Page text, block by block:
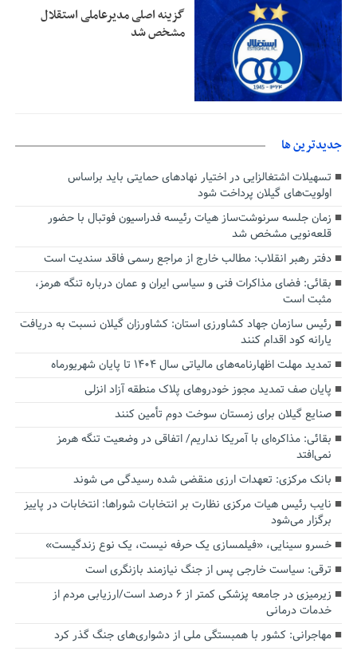
گزینه اصلی مدیرعاملی استقلال
مشخص شد
جديدترين ها
تسهیلات اشتغالزایی در اختیار نهادهای حمایتی باید براساس
اولویت‌های گیلان پرداخت شود
زمان جلسه سرنوشت‌ساز هیات رئیسه فدراسیون فوتبال با حضور
قلعه‌نویی مشخص شد
دفتر رهبر انقلاب: مطالب خارج از مراجع رسمی فاقد سندیت است
بقائی: فضای مذاکرات فنی و سیاسی ایران و عمان درباره تنگه هرمز،
مثبت است
رئیس سازمان جهاد کشاورزی استان: کشاورزان گیلان نسبت به دریافت
یارانه کود اقدام کنند
تمدید مهلت اظهارنامه‌های مالیاتی سال ۱۴۰۴ تا پایان شهریورماه
پایان صف تمدید مجوز خودروهای پلاک منطقه آزاد انزلی
صنایع گیلان برای زمستان سوخت دوم تأمین کنند
بقائی: مذاکره‌ای با آمریکا نداریم/ اتفاقی در وضعیت تنگه هرمز
نمی‌افتد
بانک مرکزی: تعهدات ارزی منقضی شده رسیدگی می شوند
نایب رئیس هیات مرکزی نظارت بر انتخابات شوراها: انتخابات در پاییز
برگزار می‌شود
خسرو سینایی، «فیلمسازی یک حرفه نیست، یک نوع زندگیست»
ترقی: سیاست خارجی پس از جنگ نیازمند بازنگری است
زیرمیزی در جامعه پزشکی کمتر از ۶ درصد است/ارزیابی مردم از
خدمات درمانی
مهاجرانی: کشور با همبستگی ملی از دشواری‌های جنگ گذر کرد